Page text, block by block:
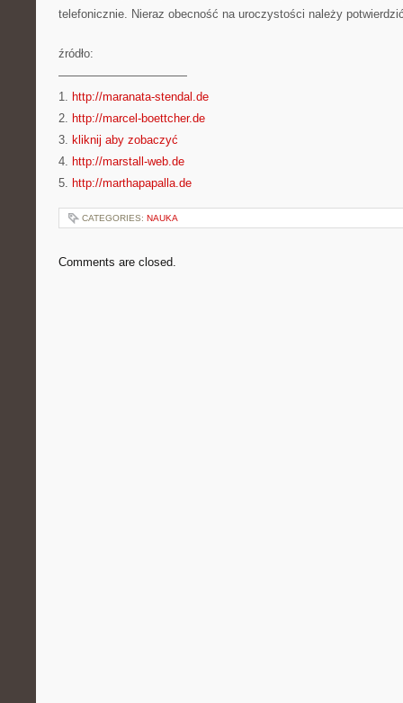
telefonicznie. Nieraz obecność na uroczystości należy
źródło:
———————————
1. http://maranata-stendal.de
2. http://marcel-boettcher.de
3. kliknij aby zobaczyć
4. http://marstall-web.de
5. http://marthapapalla.de
CATEGORIES: NAUKA
Comments are closed.